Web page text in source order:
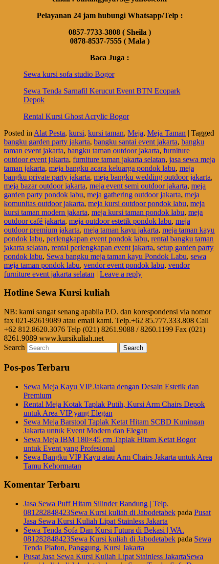
Pelayanan 24 jam hubungi Whatsapp/Telp :
0857-7733-3808 ( Sheila )
0878-8537-7555 ( Mala )
Baca Juga :
Sewa kursi sofa studio Bogor
Sewa Tenda Sarnafil Kerucut Event BTN Ecopark
Depok
Rental Kursi Ghost Acrylic Bogor
Posted in Alat Pesta, kursi, kursi taman, Meja, Meja Taman | Tagged
bangku garden party jakarta, bangku santai event jakarta, bangku
taman event jakarta, bangku taman outdoor jakarta, furniture
outdoor event jakarta, furniture taman jakarta selatan, jasa sewa meja
taman jakarta, meja bangku acara keluarga pondok labu, meja
bangku private party jakarta, meja bangku wedding outdoor jakarta,
meja bazar outdoor jakarta, meja event semi outdoor jakarta, meja
garden party pondok labu, meja gathering outdoor jakarta, meja
komunitas outdoor jakarta, meja kursi outdoor pondok labu, meja
kursi taman modern jakarta, meja kursi taman pondok labu, meja
outdoor café jakarta, meja outdoor estetik pondok labu, meja
outdoor premium jakarta, meja taman kayu jakarta, meja taman kayu
pondok labu, perlengkapan event pondok labu, rental bangku taman
jakarta selatan, rental perlengkapan event jakarta, setup garden party
pondok labu, Sewa bangku meja taman kayu Pondok Labu, sewa
meja taman pondok labu, vendor event pondok labu, vendor
furniture event jakarta selatan | Leave a reply
Hotline Sewa Kursi kuliah
NB: kami sangat senang apabila P.O. dan korespondensi via nomor
fax 021-82619089 atau email kami. Telp.+62 85.777.333.808 Call
+62 812.8620.3076 Telp (021) 8261.9088 / 8260.1199 Fax (021)
8261.9089 www.kursikuliah.net
Search
Pos-pos Terbaru
Sewa Meja Kayu VIP Jakarta dengan Desain Estetik dan
Premium
Rental Meja Kotak Taplak Putih, Kursi Arm Chairs Depok
untuk Area VIP yang Elegan
Sewa Meja Barstool Taplak Ketat Hitam SCBD Kuningan
Jakarta untuk Event Modern dan Elegan
Sewa Meja IBM 180×45 cm Taplak Hitam Ketat Bogor
untuk Event yang Profesional
Sewa Bangku VIP Kayu atau Arm Chairs Jakarta untuk Area
Tamu Kehormatan
Komentar Terbaru
Jasa Sewa Puff Hitam Silinder Bandung | Telp.
081282848423Sewa Kursi kuliah di Jabodetabek pada Pusat
Jasa Sewa Kursi Kuliah Lipat Stainless Jakarta
Sewa Tenda Sofa Dan Kursi Futura di Bekasi | WA.
081282848423Sewa Kursi kuliah di Jabodetabek pada Sewa
Tenda Plafon, Panggung, Kursi Jakarta
Pusat Jasa Sewa Kursi Kuliah Lipat Stainless JakartaSewa